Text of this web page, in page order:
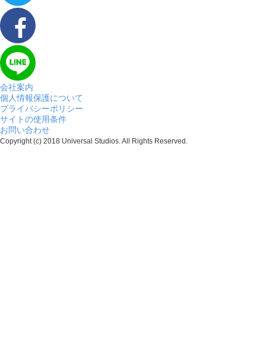
会社案内
個人情報保護について
プライバシーポリシー
サイトの使用条件
お問い合わせ
Copyright (c) 2018 Universal Studios. All Rights Reserved.